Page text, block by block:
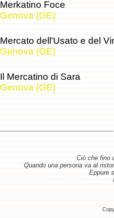
Merkatino Foce
Genova (GE)
Mercato dell'Usato e del
Genova (GE)
Il Mercatino di Sara
Genova (GE)
Ciò che fino
Quando una persona va al
Eppure